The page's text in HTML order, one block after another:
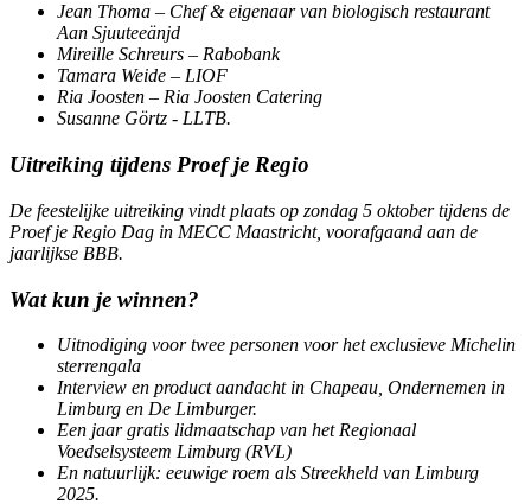
Jean Thoma – Chef & eigenaar van biologisch restaurant
Aan Sjuuteeänjd
Mireille Schreurs – Rabobank
Tamara Weide – LIOF
Ria Joosten – Ria Joosten Catering
Susanne Görtz - LLTB.
Uitreiking tijdens Proef je Regio
De feestelijke uitreiking vindt plaats op zondag 5 oktober tijdens de
Proef je Regio Dag in MECC Maastricht, voorafgaand aan de
jaarlijkse BBB.
Wat kun je winnen?
Uitnodiging voor twee personen voor het exclusieve Michelin
sterrengala
Interview en product aandacht in Chapeau, Ondernemen in
Limburg en De Limburger.
Een jaar gratis lidmaatschap van het Regionaal
Voedselsysteem Limburg (RVL)
En natuurlijk: eeuwige roem als Streekheld van Limburg
2025.